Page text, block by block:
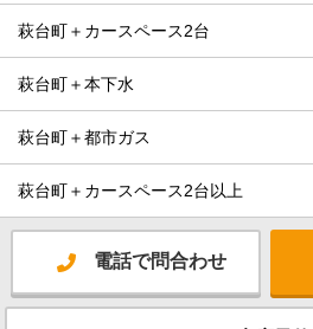
萩台町＋カースペース2台
萩台町＋本下水
萩台町＋都市ガス
萩台町＋カースペース2台以上
電話で問合わせ